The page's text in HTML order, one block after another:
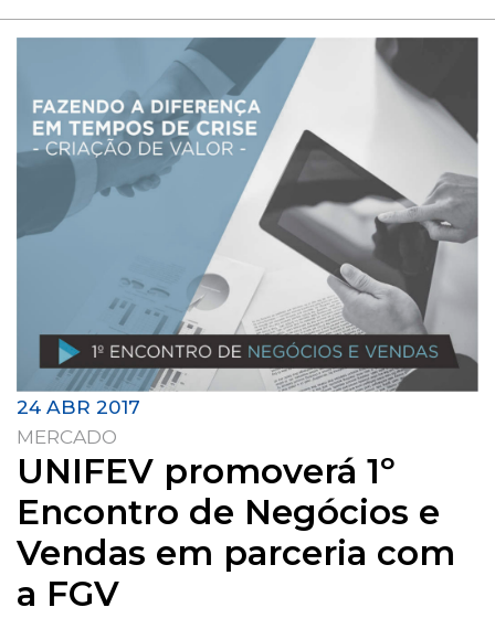
24 ABR 2017
MERCADO
UNIFEV promoverá 1º
Encontro de Negócios e
Vendas em parceria com
a FGV